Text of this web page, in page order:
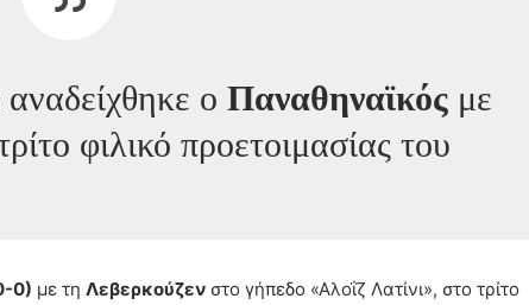
ο Παναθηναϊκόςμε
φιλικό προετοιμασίας του
0) με τη Λεβερκούζεν στο γήπεδο «Αλοΐζ Λατίνι», στο τρίτο